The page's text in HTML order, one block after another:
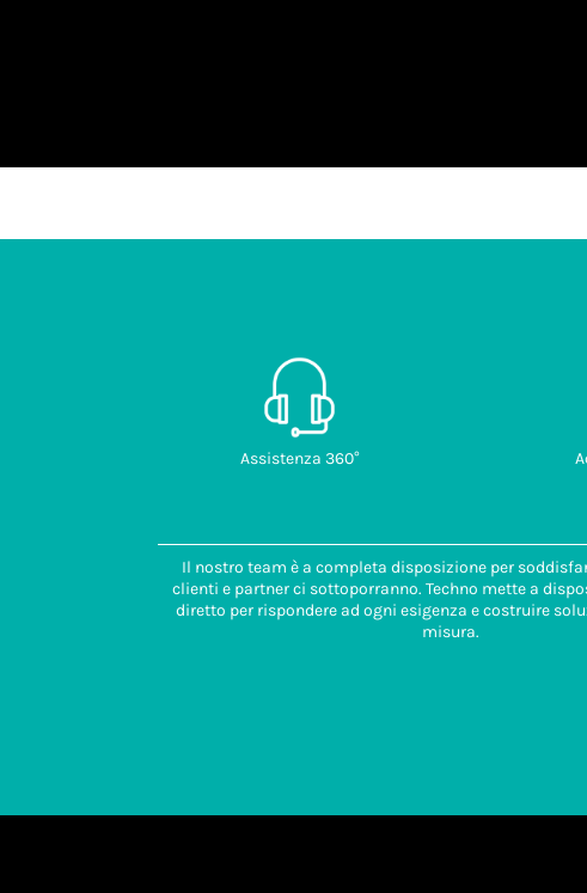
Assistenza 360°
Il nostro team è a completa disposizione per
clienti e partner ci sottoporranno. Techno mette a
diretto per rispondere ad ogni esigenza e costruire
misura.